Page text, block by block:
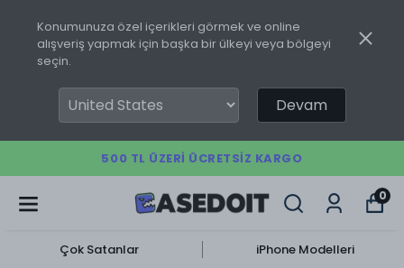
Konumunuza özel içerikleri görmek ve online
alışveriş yapmak için başka bir ülkeyi veya bölgeyi
seçin.
Devam
500 TL ÜZERI ÜCRETSIZ KARGO
0
Çok Satanlar iPhone Modelleri